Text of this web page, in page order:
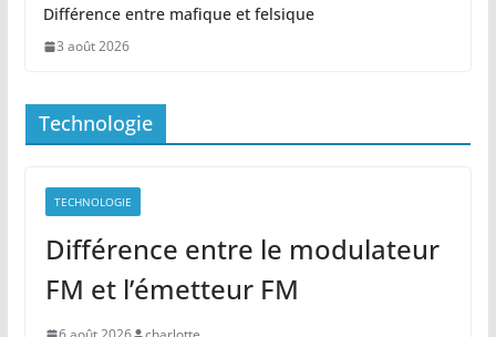
Différence entre mafique et felsique
3 août 2026
Technologie
Différence entre le modulateur
FM et l’émetteur FM